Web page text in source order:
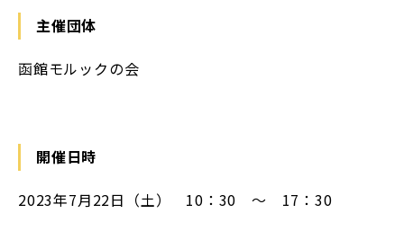
主催団体
函館モルックの会
開催日時
2023年7月22日（土） 10：30 ～ 17：30